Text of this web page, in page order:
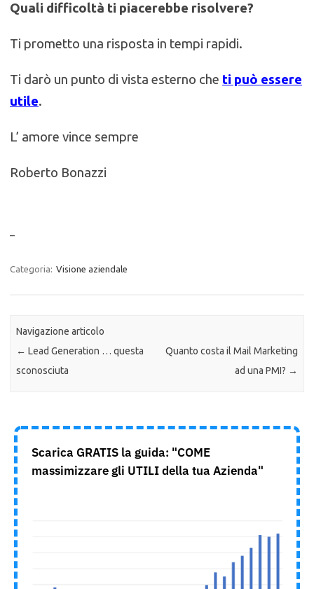
Quali difficoltà ti piacerebbe risolvere?
Ti prometto una risposta in tempi rapidi.
Ti darò un punto di vista esterno che ti può essere
utile.
L’ amore vince sempre
Roberto Bonazzi
–
Categoria: Visione aziendale
Navigazione articolo
← Lead Generation … questa
sconosciuta
Quanto costa il Mail Marketing
ad una PMI? →
Scarica GRATIS la guida: "COME
massimizzare gli UTILI della tua Azienda"